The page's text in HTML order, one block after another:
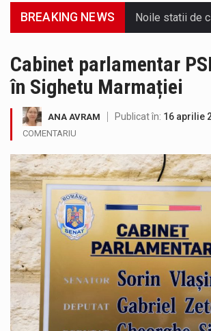
BREAKING NEWS
Cabinet parlamentar
în Sighetu Marmației
ANA AVRAM Publicat în: 16 aprilie
COMENTARIU